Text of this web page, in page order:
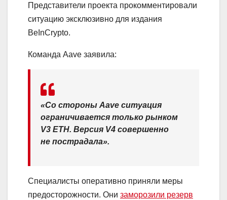
Представители проекта прокомментировали
ситуацию эксклюзивно для издания
BeInCrypto.
Команда Aave заявила:
«Со стороны Aave ситуация
ограничивается только рынком
V3 ETH. Версия V4 совершенно
не пострадала».
Специалисты оперативно приняли меры
предосторожности. Они заморозили резерв